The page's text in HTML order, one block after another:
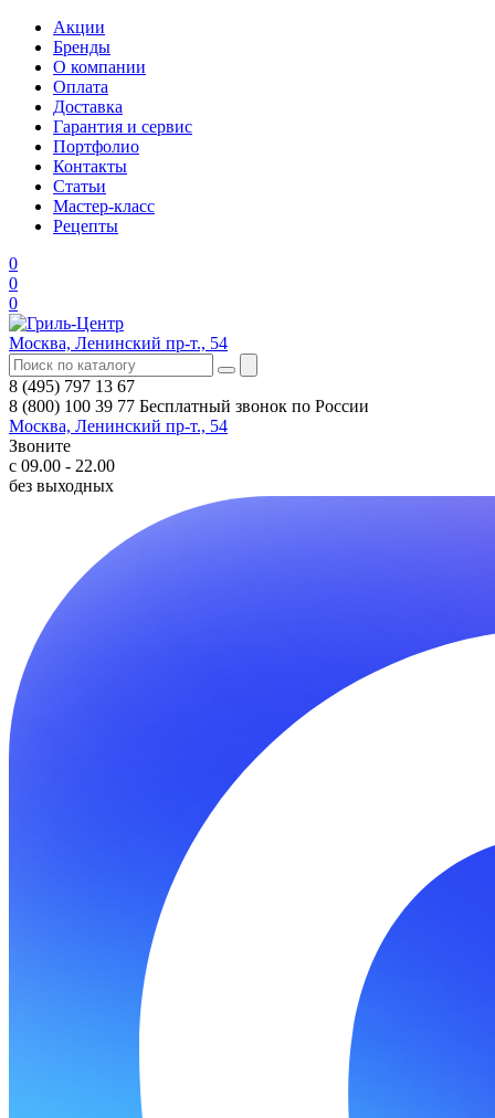
Акции
Бренды
О компании
Оплата
Доставка
Гарантия и сервис
Портфолио
Контакты
Статьи
Мастер-класс
Рецепты
0
0
0
Москва, Ленинский пр-т., 54
8 (495) 797 13 67
8 (800) 100 39 77 Бесплатный звонок по России
Москва, Ленинский пр-т., 54
Звоните
с 09.00 - 22.00
без выходных